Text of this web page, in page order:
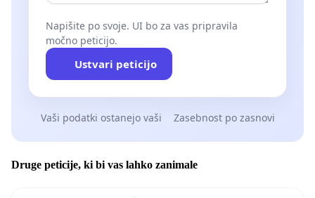
Napišite po svoje. UI bo za vas pripravila
močno peticijo.
Ustvari peticijo
Vaši podatki ostanejo vaši Zasebnost po zasnovi
Druge peticije, ki bi vas lahko zanimale